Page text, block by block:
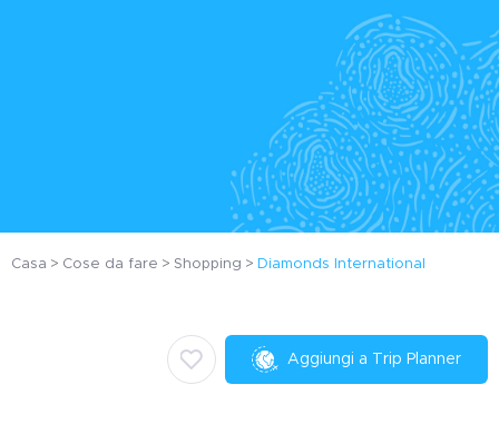
Casa Cose da fare Shopping Diamonds International
Aggiungi a Trip Planner